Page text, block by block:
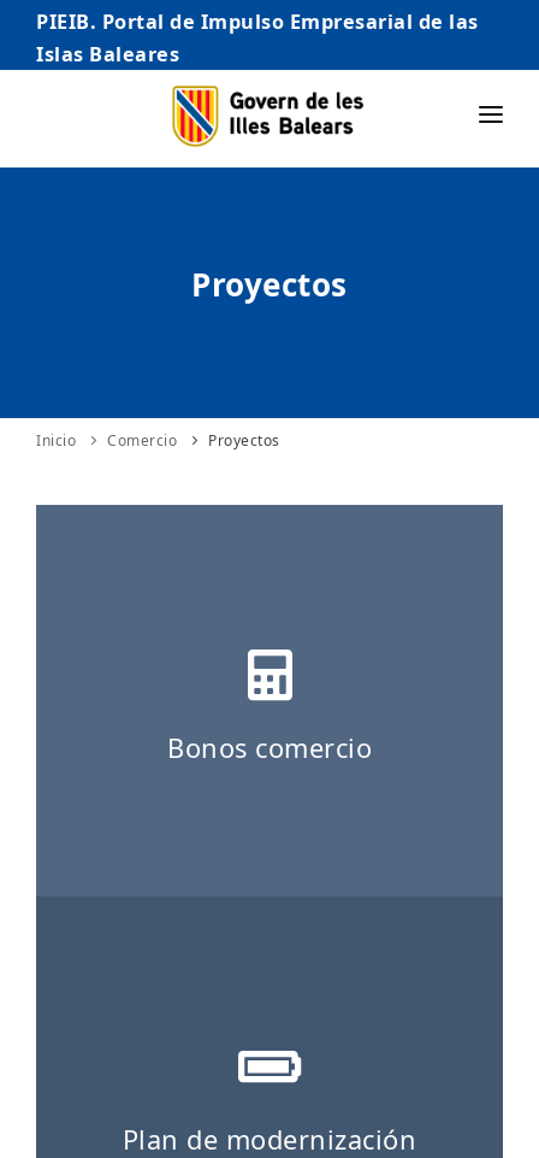
PIEIB. Portal de Impulso Empresarial de las
Islas Baleares
INICIO
AUTÓNOMO/AUTÓNOMA
INTERNACIONALIZACIÓN
Proyectos
Inicio Comercio Proyectos
Bonos comercio
Plan de modernización